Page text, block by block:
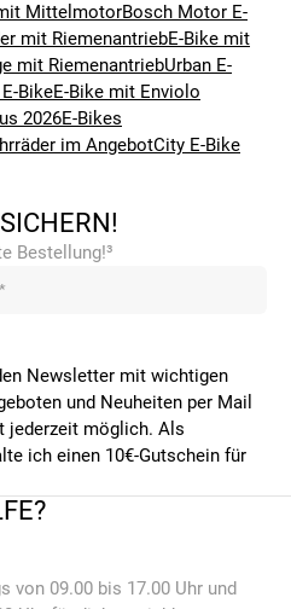
MittelmotorBosch Motor E-
mit RiemenantriebE-Bike mit
mit RiemenantriebUrban E-
BikeE-Bike mit Enviolo
2026E-Bikes
im AngebotCity E-Bike
Bestellung!³
*
Newsletter mit wichtigen
und Neuheiten per Mail
jederzeit möglich. Als
ich einen 10€-Gutschein für
von 09.00 bis 17.00 Uhr und